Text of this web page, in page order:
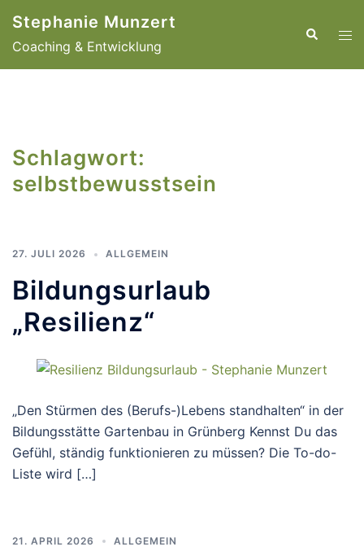
Inhalt
springen
Stephanie Munzert
Coaching & Entwicklung
Suche
Schlagwort:
selbstbewusstsein
27. JULI 2026 ALLGEMEIN
Bildungsurlaub
„Resilienz“
„Den Stürmen des (Berufs-)Lebens standhalten“ in der
Bildungsstätte Gartenbau in Grünberg Kennst Du das
Gefühl, ständig funktionieren zu müssen? Die To-do-
Liste wird […]
21. APRIL 2026 ALLGEMEIN